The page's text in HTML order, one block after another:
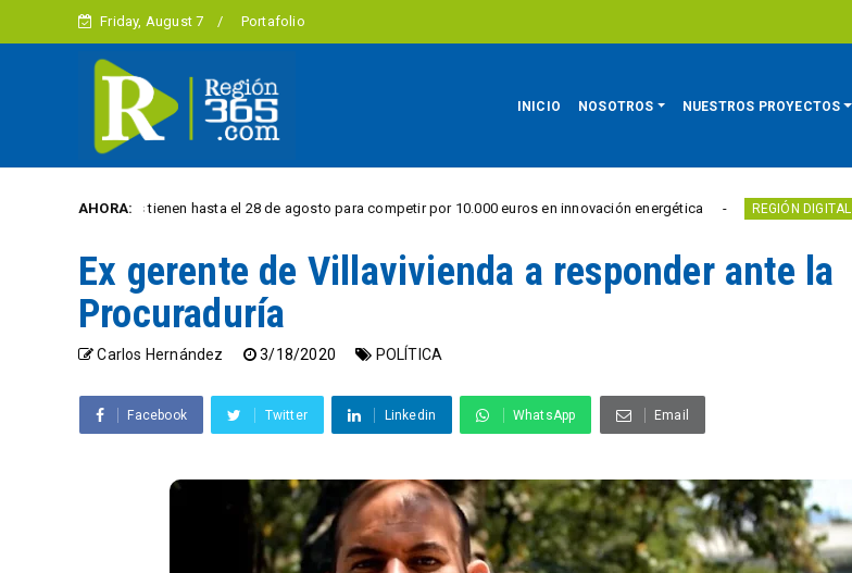
Friday, August 7 Portafolio
INICIO NOSOTROS NUESTROS PROYECTOS
AHORA:
tienen hasta el 28 de agosto para competir por 10.000 euros en innovación energética REGIÓN DIGITAL
Ex gerente de Villavivienda a responder ante la
Procuraduría
Carlos Hernández 3/18/2020 POLÍTICA
Facebook Twitter Linkedin WhatsApp Email